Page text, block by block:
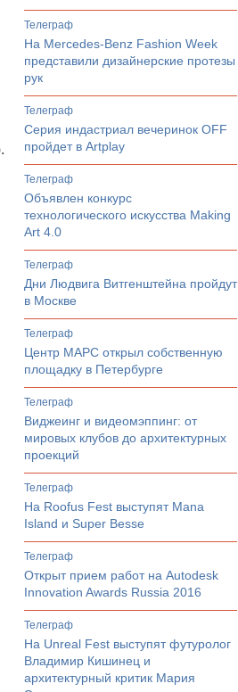
телеграф
На Mercedes-Benz Fashion Week
представили дизайнерские протезы
рук
телеграф
Серия индастриал вечеринок OFF
пройдет в Artplay
телеграф
Объявлен конкурс
технологического искусства Making
Art 4.0
телеграф
Дни Людвига Витгенштейна пройдут
в Москве
телеграф
Центр МАРС открыл собственную
площадку в Петербурге
телеграф
Виджеинг и видеомэппинг: от
мировых клубов до архитектурных
проекций
телеграф
На Roofus Fest выступят Mana
Island и Super Besse
телеграф
Открыт прием работ на Autodesk
Innovation Awards Russia 2016
телеграф
На Unreal Fest выступят футуролог
Владимир Кишинец и
архитектурный критик Мария